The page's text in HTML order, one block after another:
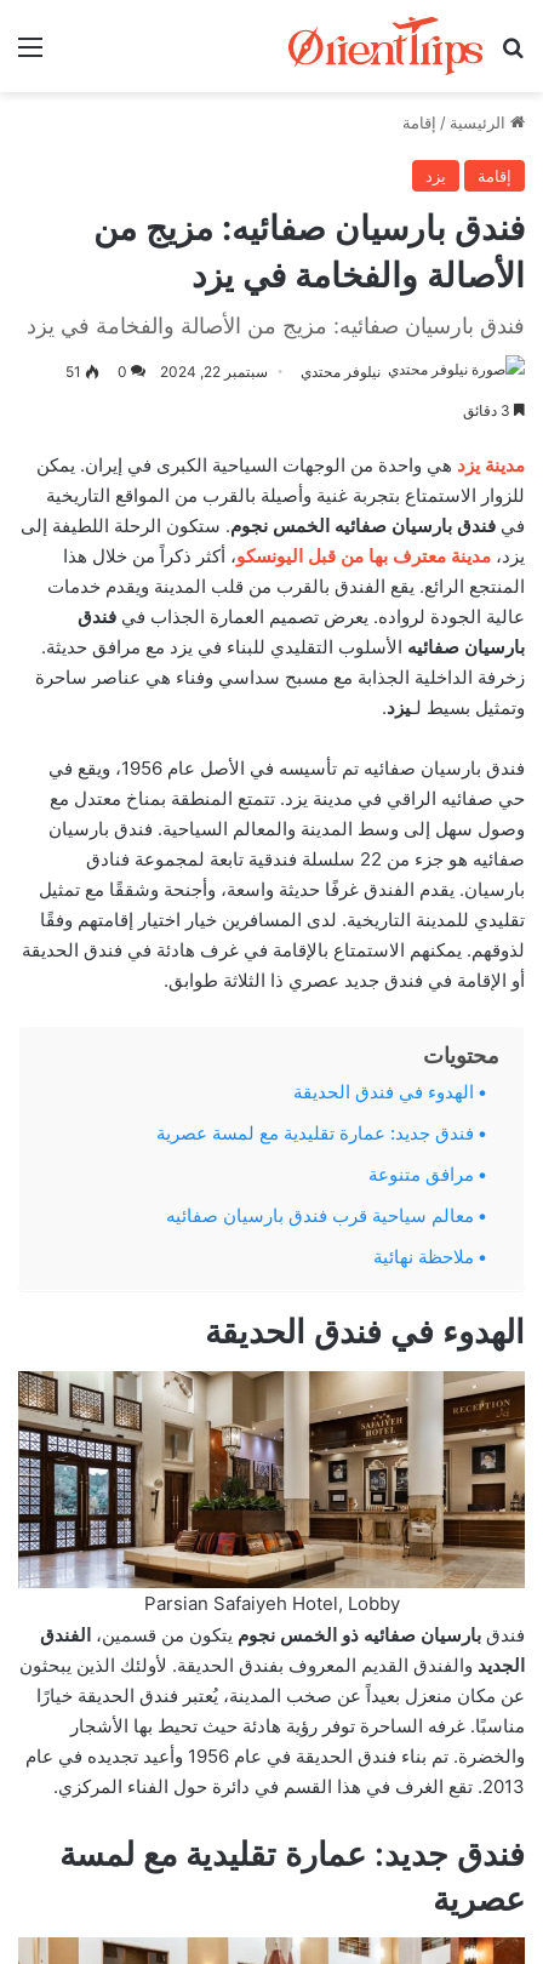
بحث عن
الرئيسية / إقامة
إقامة يزد
فندق بارسيان صفائيه: مزيج من
الأصالة والفخامة في يزد
فندق بارسيان صفائيه: مزيج من الأصالة والفخامة في يزد
نیلوفر محتدي سبتمبر 22, 2024 0
51
مدينة يزد هي واحدة من الوجهات السياحية الكبرى في إيران. يمكن
للزوار الاستمتاع بتجربة غنية وأصيلة بالقرب من المواقع التاريخية
في فندق بارسيان صفائيه الخمس نجوم. ستكون الرحلة اللطيفة إلى
يزد، مدينة معترف بها من قبل اليونسكو، أكثر ذكراً من خلال هذا
المنتجع الرائع. يقع الفندق بالقرب من قلب المدينة ويقدم خدمات
عالية الجودة لرواده. يعرض تصميم العمارة الجذاب في فندق
بارسيان صفائيه الأسلوب التقليدي للبناء في يزد مع مرافق حديثة.
زخرفة الداخلية الجذابة مع مسبح سداسي وفناء هي عناصر ساحرة
وتمثيل بسيط لـيزد.
فندق بارسيان صفائيه تم تأسيسه في الأصل عام 1956، ويقع في
حي صفائيه الراقي في مدينة يزد. تتمتع المنطقة بمناخ معتدل مع
وصول سهل إلى وسط المدينة والمعالم السياحية. فندق بارسيان
صفائيه هو جزء من 22 سلسلة فندقية تابعة لمجموعة فنادق
بارسيان. يقدم الفندق غرفًا حديثة واسعة، وأجنحة وشققًا مع تمثيل
تقليدي للمدينة التاريخية. لدى المسافرين خيار اختيار إقامتهم وفقًا
لذوقهم. يمكنهم الاستمتاع بالإقامة في غرف هادئة في فندق الحديقة
أو الإقامة في فندق جديد عصري ذا الثلاثة طوابق.
محتويات
الهدوء في فندق الحديقة
فندق جديد: عمارة تقليدية مع لمسة عصرية
مرافق متنوعة
معالم سياحية قرب فندق بارسيان صفائيه
ملاحظة نهائية
الهدوء في فندق الحديقة
Parsian Safaiyeh Hotel, Lobby
فندق بارسيان صفائيه ذو الخمس نجوم يتكون من قسمين، الفندق
الجديد والفندق القديم المعروف بفندق الحديقة. لأولئك الذين يبحثون
عن مكان منعزل بعيداً عن صخب المدينة، يُعتبر فندق الحديقة خيارًا
مناسبًا. غرفه الساحرة توفر رؤية هادئة حيث تحيط بها الأشجار
والخضرة. تم بناء فندق الحديقة في عام 1956 وأعيد تجديده في عام
2013. تقع الغرف في هذا القسم في دائرة حول الفناء المركزي.
فندق جديد: عمارة تقليدية مع لمسة
عصرية